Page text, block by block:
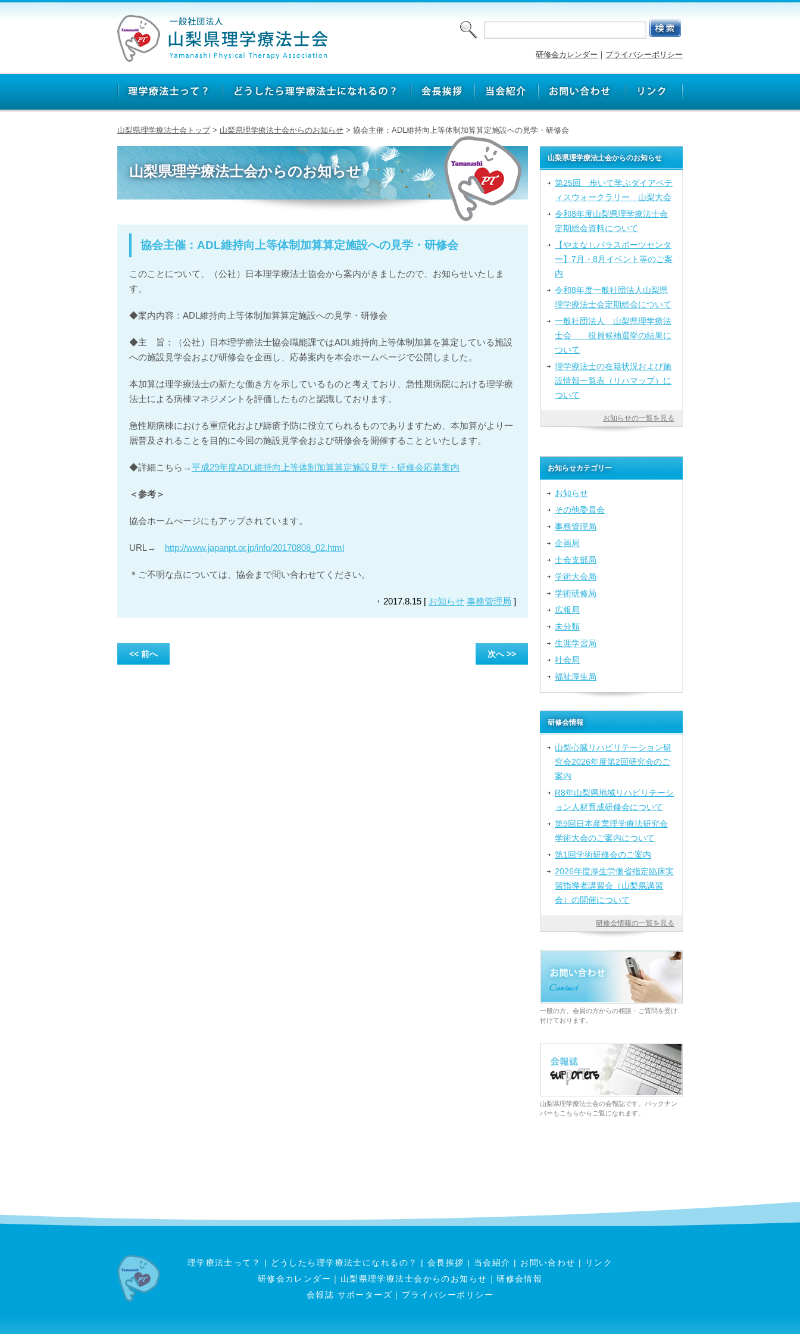
研修会カレンダー ｜ プライバシーポリシー
山梨県理学療法士会トップ> 山梨県理学療法士会からのお知らせ > 協会主催：ADL維持向上等体制​加算算定施設への見学・研修会
山梨県理学療法士会からのお知らせ
協会主催：ADL維持向上等体制​加算算定施設への見学・研修会
このことについて、（公社）日本理学療法士協会から案内がきましたので、お知らせいたしま
す。
◆案内内容：ADL維持向上等体制​加算算定施設への見学・研修会
◆主 旨：（公社）日本理学療法士協会職能課ではADL維持向上等体制加算を算定している施設
への施設見学会および研修会を企画し、応募案内を本会ホームページで公開しました。
本加算は理学療法士の新たな働き方を示しているものと考えており、急性期病院における理学療
法士による病棟マネジメントを評価したものと認識しております。
急性期病棟における重症化および縟瘡予防に役立てられるものでありますため、本加算がより一
層普及されることを目的に今回の施設見学会および研修会を開催することといたします。
◆詳細こちら→平成29年度ADL維持向上等体制加算算定施設見学・研修会応募案内
＜参考＞
協会ホームぺージにもアップされています。
URL→ http://www.japanpt.or.jp/info/20170808_02.html
＊ご不明な点については、協会まで問い合わせてください。
2017.8.15 [ お知らせ 事務管理局 ]
<< 前へ 次へ >>
山梨県理学療法士会からのお知らせ
第25回 歩いて学ぶダイアベテ
ィスウォークラリー 山梨大会
令和8年度山梨県理学療法士会
定期総会資料について
【やまなしパラスポーツセンタ
ー】7月・8月イベント等のご案
内
令和8年度一般社団法人山梨県
理学療法士会定期総会について
一般社団法人 山梨県理学療法
士会 役員候補選挙の結果に
ついて
理学療法士の在籍状況および施
設情報一覧表（リハマップ）に
ついて
お知らせの一覧を見る
お知らせカテゴリー
お知らせ
その他委員会
事務管理局
企画局
士会支部局
学術大会局
学術研修局
広報局
未分類
生涯学習局
社会局
福祉厚生局
研修会情報
山梨心臓リハビリテーション研
究会2026年度第2回研究会のご
案内
R8年山梨県地域リハビリテーシ
ョン人材育成研修会について
第9回日本産業理学療法研究会
学術大会のご案内について
第1回学術研修会のご案内
2026年度厚生労働省指定臨床実
習指導者講習会（山梨県講習
会）の開催について
研修会情報の一覧を見る
一般の方、会員の方からの相談・ご質問を受け
付けております。
山梨県理学療法士会の会報誌です。バックナン
バーもこちらからご覧になれます。
理学療法士って？ | どうしたら理学療法士になれるの？ | 会長挨拶 | 当会紹介 | お問い合わせ |
リンク
研修会カレンダー ｜ 山梨県理学療法士会からのお知らせ ｜研修会情報
会報誌 サポーターズ ｜ プライバシーポリシー